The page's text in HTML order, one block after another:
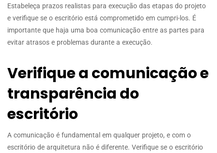
Estabeleça prazos realistas para execução das etapas do projeto
e verifique se o escritório está comprometido em cumpri-los. É
importante que haja uma boa comunicação entre as partes para
evitar atrasos e problemas durante a execução.
Verifique a comunicação e
transparência do
escritório
A comunicação é fundamental em qualquer projeto, e com o
escritório de arquitetura não é diferente. Verifique se o escritório